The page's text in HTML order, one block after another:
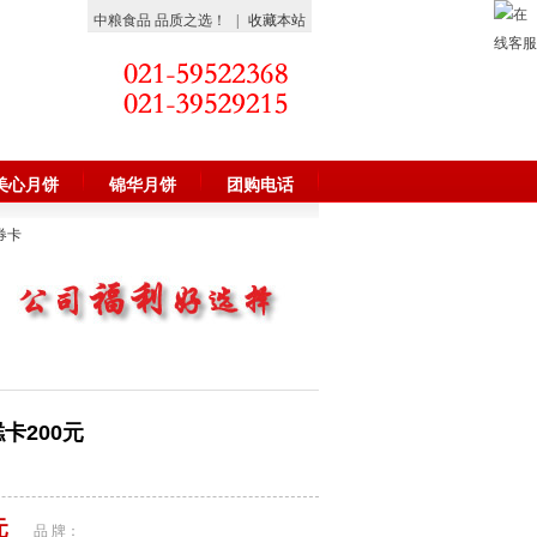
中粮食品 品质之选！ 收藏本站
心月饼 锦华月饼 团购电话
卡
200元
品 牌：